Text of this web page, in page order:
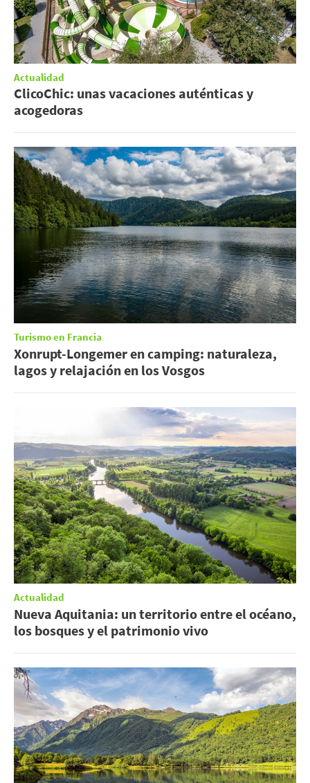
Actualidad
ClicoChic: unas vacaciones auténticas y
acogedoras
Turismo en Francia
Xonrupt-Longemer en camping: naturaleza,
lagos y relajación en los Vosgos
Actualidad
Nueva Aquitania: un territorio entre el océano,
los bosques y el patrimonio vivo